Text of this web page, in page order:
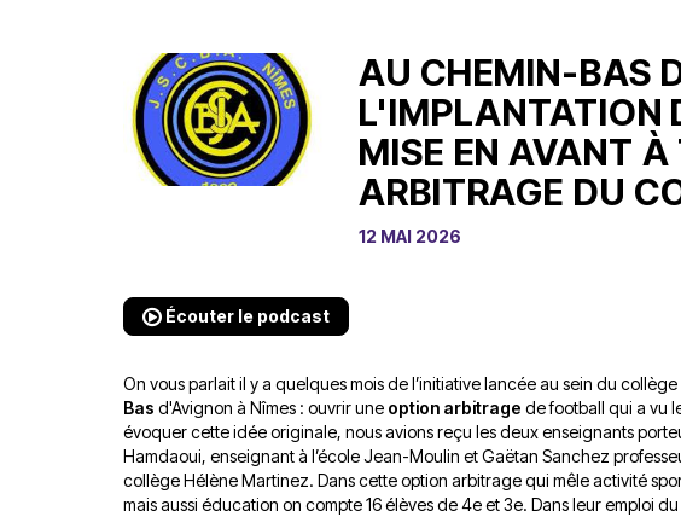
AU CHEMIN-BAS
L'IMPLANTATION
MISE EN AVANT
ARBITRAGE DU
12 MAI 2026
Écouter le podcast
On vous parlait il y a quelques mois de l’initiative lancée au sein du collège
Bas d'Avignon à Nîmes : ouvrir une option arbitrage de football qui a vu
évoquer cette idée originale, nous avions reçu les deux enseignants
Hamdaoui, enseignant à l’école Jean-Moulin et Gaëtan Sanchez
collège Hélène Martinez. Dans cette option arbitrage qui mêle activité
mais aussi éducation on compte 16 élèves de 4e et 3e. Dans leur emploi